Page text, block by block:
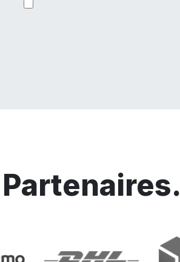
Partenaires.